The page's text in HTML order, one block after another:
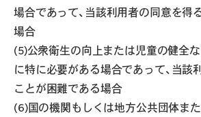
場合であって、当該利用者の同意を得
場合
(5)公衆衛生の向上または児童の健全
に特に必要がある場合であって、当該
ことが困難である場合
(6)国の機関もしくは地方公共団体ま